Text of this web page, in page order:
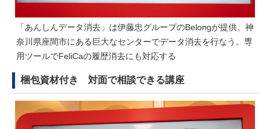
「あんしんデータ消去」は伊藤忠グループのBelongが提供。神
奈川県座間市にある巨大なセンターでデータ消去を行なう。専
用ツールでFeliCaの履歴消去にも対応する
梱包資材付き 対面で相談できる講座